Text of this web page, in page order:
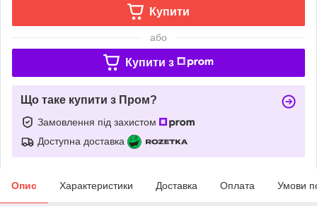
Купити
або
Купити з
Що таке купити з Пром?
Замовлення під захистом
Доступна доставка
Опис Характеристики Доставка Оплата Умови